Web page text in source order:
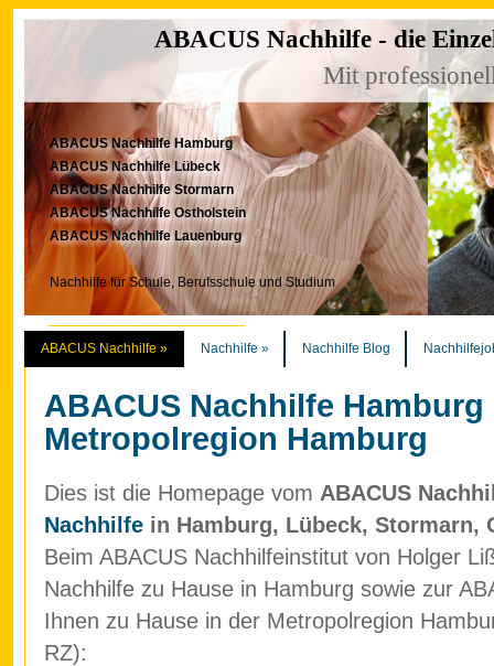
ABACUS Nachhilfe - die
Mit
ABACUS Nachhilfe Hamburg
ABACUS Nachhilfe Lübeck
ABACUS Nachhilfe Stormarn
ABACUS Nachhilfe Ostholstein
ABACUS Nachhilfe Lauenburg
Nachhilfe für Schule, Berufsschule und Studium
ABACUS Nachhilfe » Nachhilfe » Nachhilfe Blog
ABACUS Nachhilfe Hamburg
Metropolregion Hamburg
Dies ist die Homepage vom ABACUS
Nachhilfe in Hamburg, Lübeck, Stormarn,
Beim ABACUS Nachhilfeinstitut von Holger
Nachhilfe zu Hause in Hamburg sowie zur
Ihnen zu Hause in der Metropolregion
RZ):